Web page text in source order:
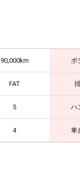
90,000km ボ
FAT
5 ハ
4 車